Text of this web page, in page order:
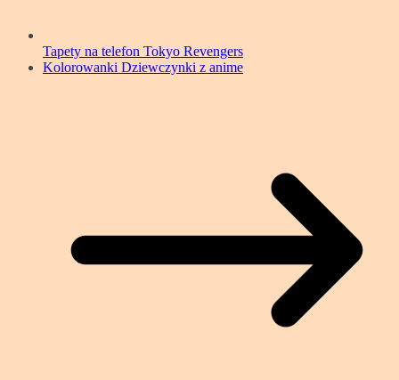
Tapety na telefon Tokyo Revengers
Kolorowanki Dziewczynki z anime